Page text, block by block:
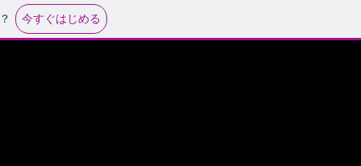
今すぐはじめる